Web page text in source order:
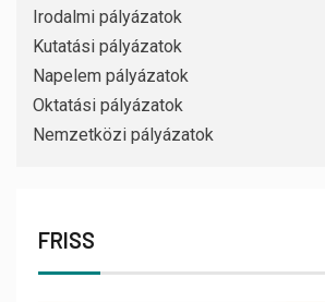
Irodalmi pályázatok
Kutatási pályázatok
Napelem pályázatok
Oktatási pályázatok
Nemzetközi pályázatok
FRISS